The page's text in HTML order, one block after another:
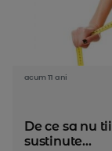
acum 11 ani
De ce sa nu
sustinute...